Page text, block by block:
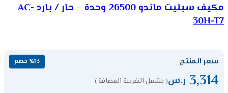
مكيف سبليت ماندو 26500 وحدة – حار / بارد AC-
30H-T7
سعر المنتج ٪13 خصم
3,314 ر.س( يشمل الضريبة المضافة )